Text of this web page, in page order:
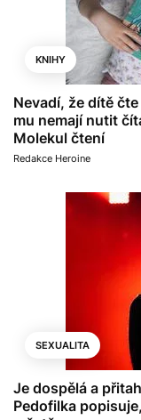
KNIHY
Nevadí, že dítě
mu nemají nutit
Molekul čtení
Redakce Heroine
SEXUALITA
Je dospělá a
Pedofilka